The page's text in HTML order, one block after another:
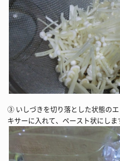
③ いしづきを切り落とした状態の
キサーに入れて、ペースト状にしま